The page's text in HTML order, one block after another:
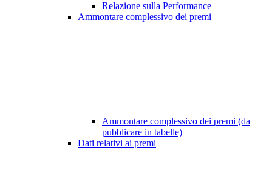
Relazione sulla Performance
Ammontare complessivo dei premi
Ammontare complessivo dei premi (da
pubblicare in tabelle)
Dati relativi ai premi